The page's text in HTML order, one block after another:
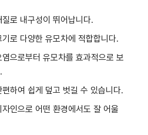
로 내구성이 뛰어납니다.
기로 다양한 유모차에 적합합니다.
염으로부터 유모차를 효과적으로 보
하여 쉽게 덮고 벗길 수 있습니다.
자인으로 어떤 환경에서도 잘 어울